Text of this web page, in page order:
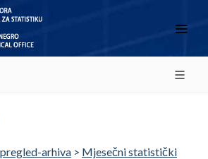
arhiva > Mjesečni statistički